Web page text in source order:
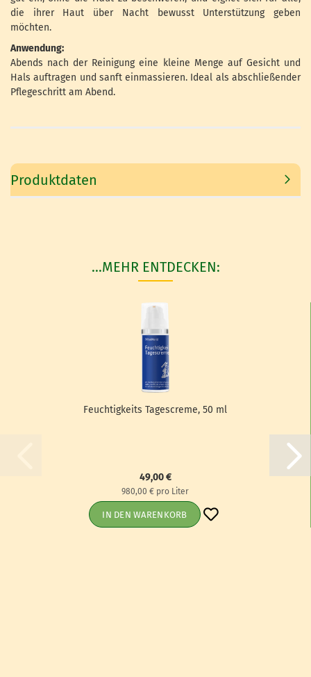
die ihrer Haut über Nacht bewusst Unterstützung geben
möchten.
Anwendung:
Abends nach der Reinigung eine kleine Menge auf Gesicht und
Hals auftragen und sanft einmassieren. Ideal als abschließender
Pflegeschritt am Abend.
Produktdaten
...MEHR ENTDECKEN:
Feuch­tig­keits Ta­ges­creme, 50 ml
49,00 €
980,00 € pro Liter
IN DEN WARENKORB